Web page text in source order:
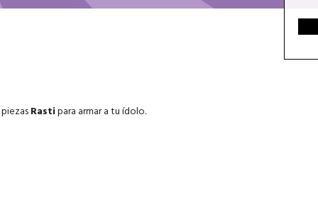
Rastipara armar a tu ídolo.